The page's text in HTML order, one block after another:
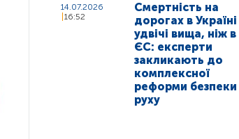
14.07.2026
16:52
Смертність на
дорогах в Україні
удвічі вища, ніж в
ЄС: експерти
закликають до
комплексної
реформи безпеки
руху